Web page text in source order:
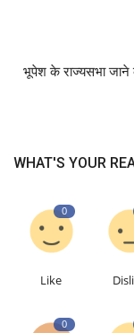
भूपेश के राज्यसभा
WHAT'S YOUR
0
Like
0